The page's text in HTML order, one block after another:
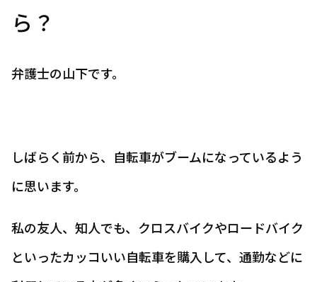
ら？
弁護士の山下です。
しばらく前から、自転車がブームになっているよう
に思います。
私の友人、知人でも、クロスバイクやロードバイク
といったカッコいい自転車を購入して、通勤などに